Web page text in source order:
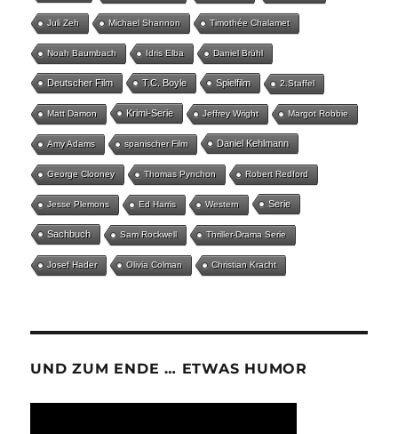
Juli Zeh Michael Shannon Timothée Chalamet
Noah Baumbach Idris Elba Daniel Brühl
Deutscher Film T.C. Boyle Spielfilm 2.Staffel
Matt Damon Krimi-Serie Jeffrey Wright Margot Robbie
Amy Adams spanischer Film Daniel Kehlmann
George Clooney Thomas Pynchon Robert Redford
Jesse Plemons Ed Harris Western Serie
Sachbuch Sam Rockwell Thriller-Drama Serie
Josef Hader Olivia Colman Christian Kracht
UND ZUM ENDE … ETWAS HUMOR